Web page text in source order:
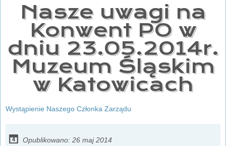
Nasze uwagi na
Konwent PO w
dniu 23.05.2014r.
Muzeum Śląskim
w Katowicach
Wystąpienie Naszego Członka Zarządu
Opublikowano: 26 maj 2014